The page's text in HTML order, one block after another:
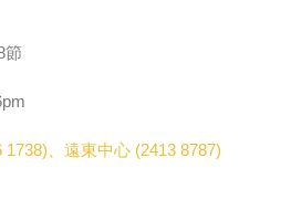
節
1738)、遠東中心 (2413 8787)